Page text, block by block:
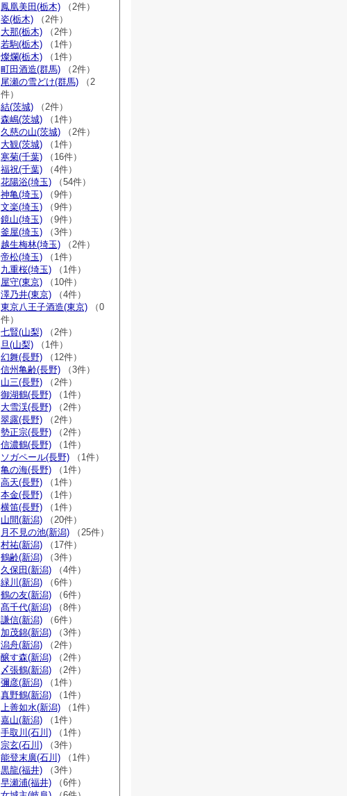
鳳凰美田(栃木) （2件）
姿(栃木) （2件）
大那(栃木) （2件）
若駒(栃木) （1件）
燦爛(栃木) （1件）
町田酒造(群馬) （2件）
尾瀬の雪どけ(群馬) （2
件）
結(茨城) （2件）
森嶋(茨城) （1件）
久慈の山(茨城) （2件）
大観(茨城) （1件）
寒菊(千葉) （16件）
福祝(千葉) （4件）
花陽浴(埼玉) （54件）
神亀(埼玉) （9件）
文楽(埼玉) （9件）
鏡山(埼玉) （9件）
釜屋(埼玉) （3件）
越生梅林(埼玉) （2件）
帝松(埼玉) （1件）
九重桜(埼玉) （1件）
屋守(東京) （10件）
澤乃井(東京) （4件）
東京八王子酒造(東京) （0
件）
七賢(山梨) （2件）
旦(山梨) （1件）
幻舞(長野) （12件）
信州亀齢(長野) （3件）
山三(長野) （2件）
御湖鶴(長野) （1件）
大雪渓(長野) （2件）
翠露(長野) （2件）
勢正宗(長野) （2件）
信濃鶴(長野) （1件）
ソガペール(長野) （1件）
亀の海(長野) （1件）
高天(長野) （1件）
本金(長野) （1件）
横笛(長野) （1件）
山間(新潟) （20件）
月不見の池(新潟) （25件）
村祐(新潟) （17件）
鶴齢(新潟) （3件）
久保田(新潟) （4件）
緑川(新潟) （6件）
鶴の友(新潟) （6件）
髙千代(新潟) （8件）
謙信(新潟) （6件）
加茂錦(新潟) （3件）
潟舟(新潟) （2件）
醸す森(新潟) （2件）
〆張鶴(新潟) （2件）
彌彦(新潟) （1件）
真野鶴(新潟) （1件）
上善如水(新潟) （1件）
嘉山(新潟) （1件）
手取川(石川) （1件）
宗玄(石川) （3件）
能登末廣(石川) （1件）
黒龍(福井) （3件）
早瀬浦(福井) （6件）